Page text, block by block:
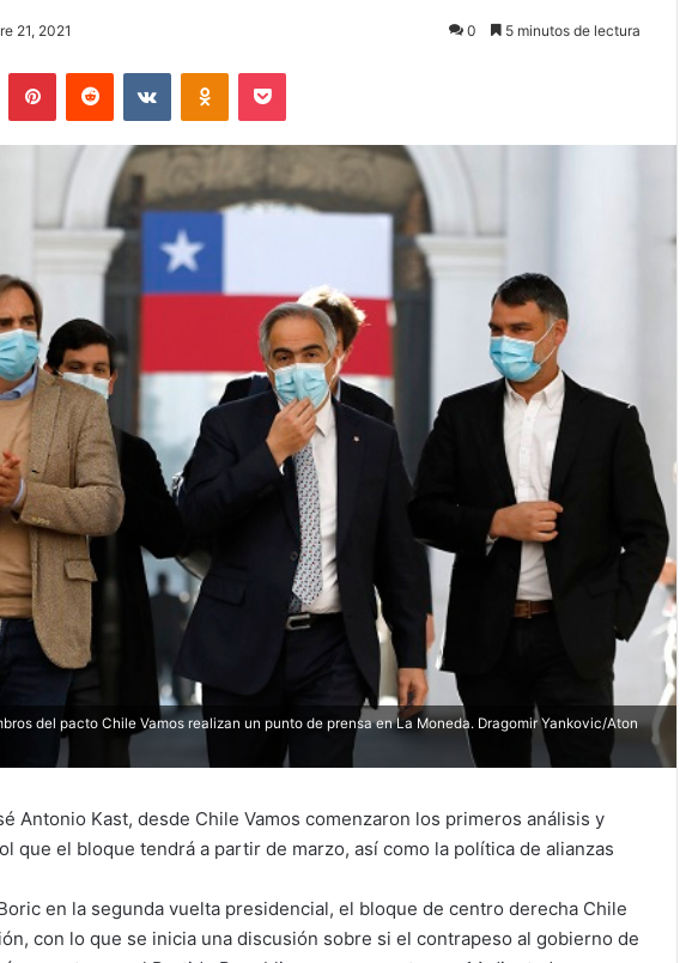
21, 2021 0 5 minutos de lectura
PinterestReddit VKontakteOdnoklassniki
Pocket
del pacto Chile Vamos realizan un punto de prensa en La Moneda. Dragomir Yankovic/Aton
Antonio Kast, desde Chile Vamos comenzaron los primeros análisis y
que el bloque tendrá a partir de marzo, así como la política de alianzas
en la segunda vuelta presidencial, el bloque de centro derecha Chile
con lo que se inicia una discusión sobre si el contrapeso al gobierno de